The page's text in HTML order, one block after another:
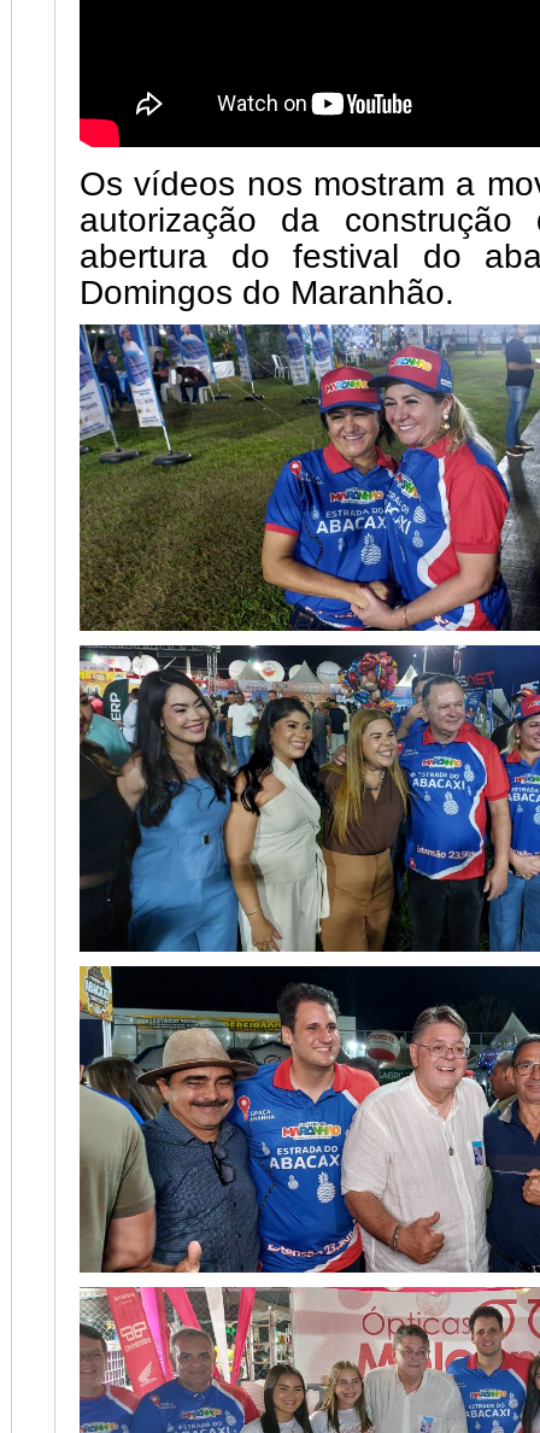
Os vídeos nos mostram a
autorização da
abertura do festival do
Domingos do Maranhão.